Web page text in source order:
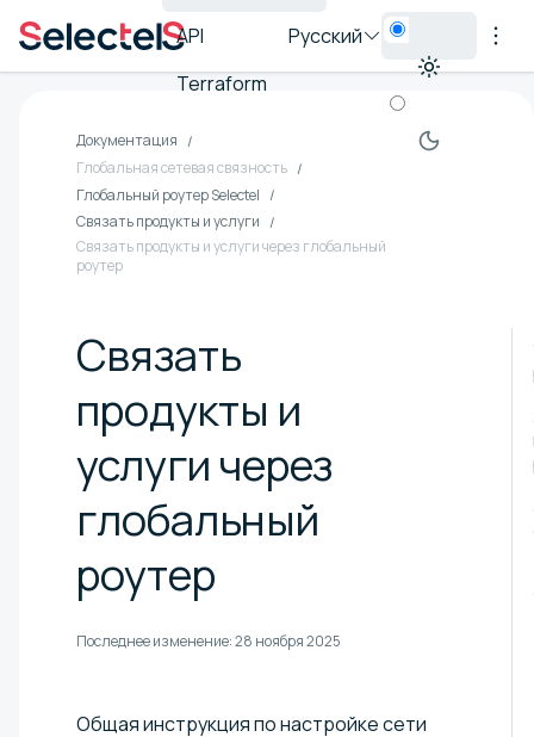
API
Terraform
Русский
Документация
Глобальная сетевая связность
Глобальный роутер Selectel
Связать продукты и услуги
Связать продукты и услуги через глобальный
роутер
Связать
продукты и
услуги через
глобальный
роутер
Последнее изменение:28 ноября 2025
Общая инструкция по настройке сети